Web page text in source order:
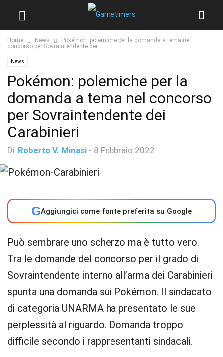
Home News
Pokémon: polemiche per la domanda a tema nel
concorso per Sovraintendente dei...
News
Pokémon: polemiche per la
domanda a tema nel concorso
per Sovraintendente dei
Carabinieri
Di Roberto V. Minasi - 8 Febbraio 2022
GAggiungici come fonte preferita su Google
Può sembrare uno scherzo ma è tutto vero.
Tra le domande del concorso per il grado di
Sovraintendente interno all’arma dei Carabinieri
spunta una domanda sui Pokémon. Il sindacato
di categoria UNARMA ha presentato le sue
perplessità al riguardo. Domanda troppo
difficile secondo i rappresentanti sindacali.